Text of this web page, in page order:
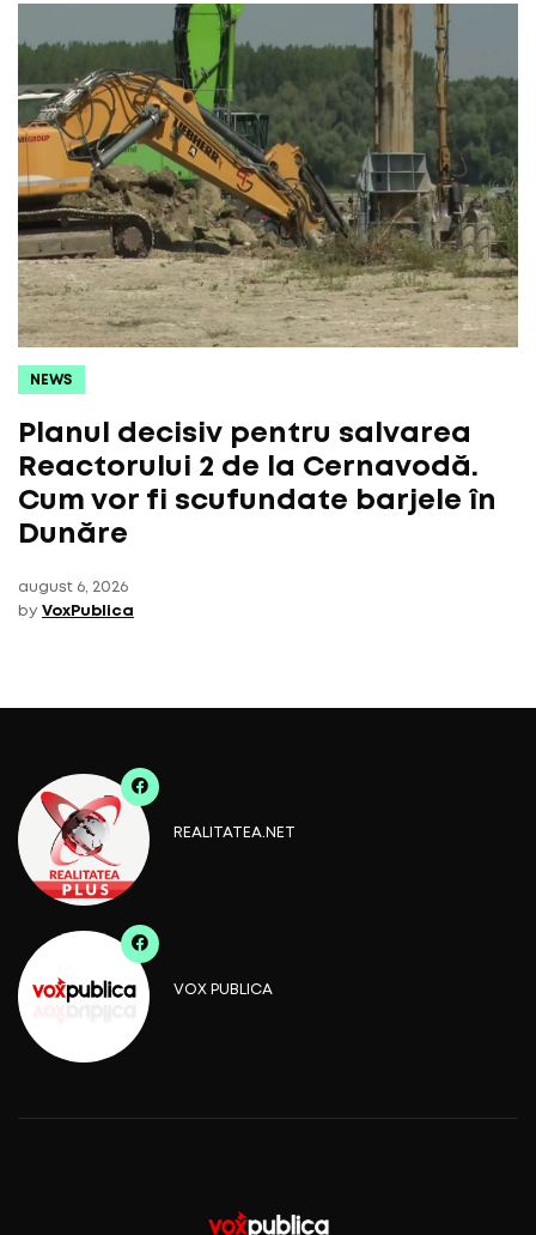
NEWS
Planul decisiv pentru salvarea
Reactorului 2 de la Cernavodă.
Cum vor fi scufundate barjele în
Dunăre
august 6, 2026
by VoxPublica
REALITATEA.NET
VOX PUBLICA